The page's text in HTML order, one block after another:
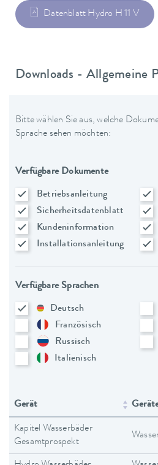
Datenblatt Hydro H 11 V
Downloads - Allgemeine
Bitte wählen Sie aus, welche
Sprache sehen möchten:
Verfügbare Dokumente
Betriebsanleitung
Sicherheitsdatenblatt
Kundeninformation
Installationsanleitung
Verfügbare Sprachen
Deutsch
Französisch
Russisch
Italienisch
Gerät
Kapitel Wasserbäder
Gesamtprospekt